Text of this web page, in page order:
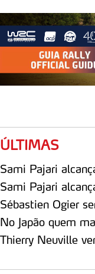
ÚLTIMAS
Sami Pajari
Sami Pajari
Sébastien Ogier
No Japão quem
Thierry Neuville